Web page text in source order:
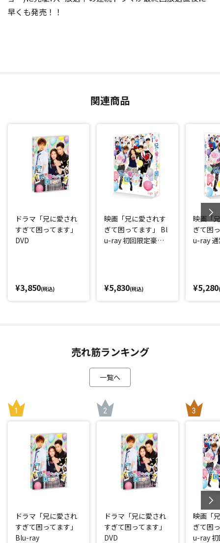
早くも発売！！
関連商品
ドラマ「兄に愛され
すぎて困ってます」
DVD
¥3,850(税込)
映画「兄に愛されす
ぎて困ってます」 Bl
u-ray 初回限定豪華
¥5,830(税込)
映画「
ぎて困
u-ray 通
¥5,280
売れ筋ランキング
一覧へ
ドラマ「兄に愛され
すぎて困ってます」
Blu-ray
ドラマ「兄に愛され
すぎて困ってます」
DVD
映画「
ぎて困
u-ray 初